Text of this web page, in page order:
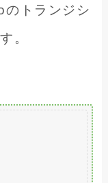
トランジシ
。